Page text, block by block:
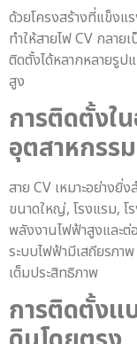
ด้วยโครงสร้างที่แข็ง
ทำให้สายไฟ CV กลาย
ติดตั้งได้หลากหลายรูป
สูง
การติดตั้งใ
อุตสาหกรรม
สาย CV เหมาะอย่างยิ่
ขนาดใหญ่, โรงแรม, โ
พลังงานไฟฟ้าสูงและต่
ระบบไฟฟ้ามีเสถียรภา
เต็มประสิทธิภาพ
การติดตั้งแ